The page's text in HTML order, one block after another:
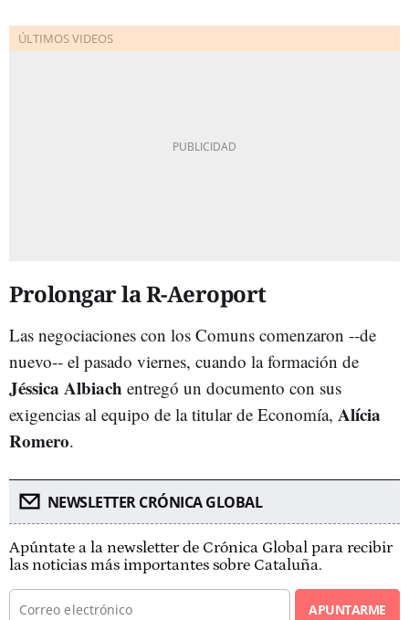
Prolongar la R-Aeroport
Las negociaciones con los Comuns comenzaron --de
nuevo-- el pasado viernes, cuando la formación de
Jéssica Albiach entregó un documento con sus
exigencias al equipo de la titular de Economía, Alícia
Romero.
NEWSLETTER CRÓNICA GLOBAL
Apúntate a la newsletter de Crónica Global para recibir
las noticias más importantes sobre Cataluña.
APUNTARME